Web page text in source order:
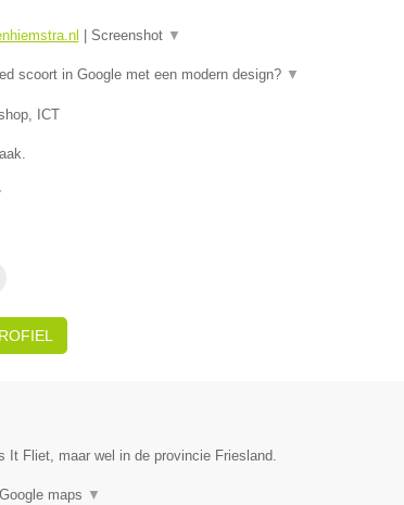
Screenshot ▼
scoort in Google met een modern design? ▼
ICT
It Fliet, maar wel in de provincie Friesland.
Google maps ▼